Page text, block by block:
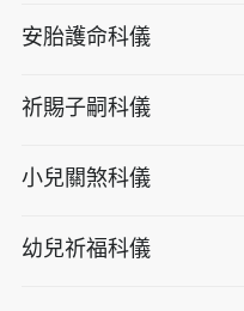
安胎護命科儀
祈賜子嗣科儀
小兒關煞科儀
幼兒祈福科儀